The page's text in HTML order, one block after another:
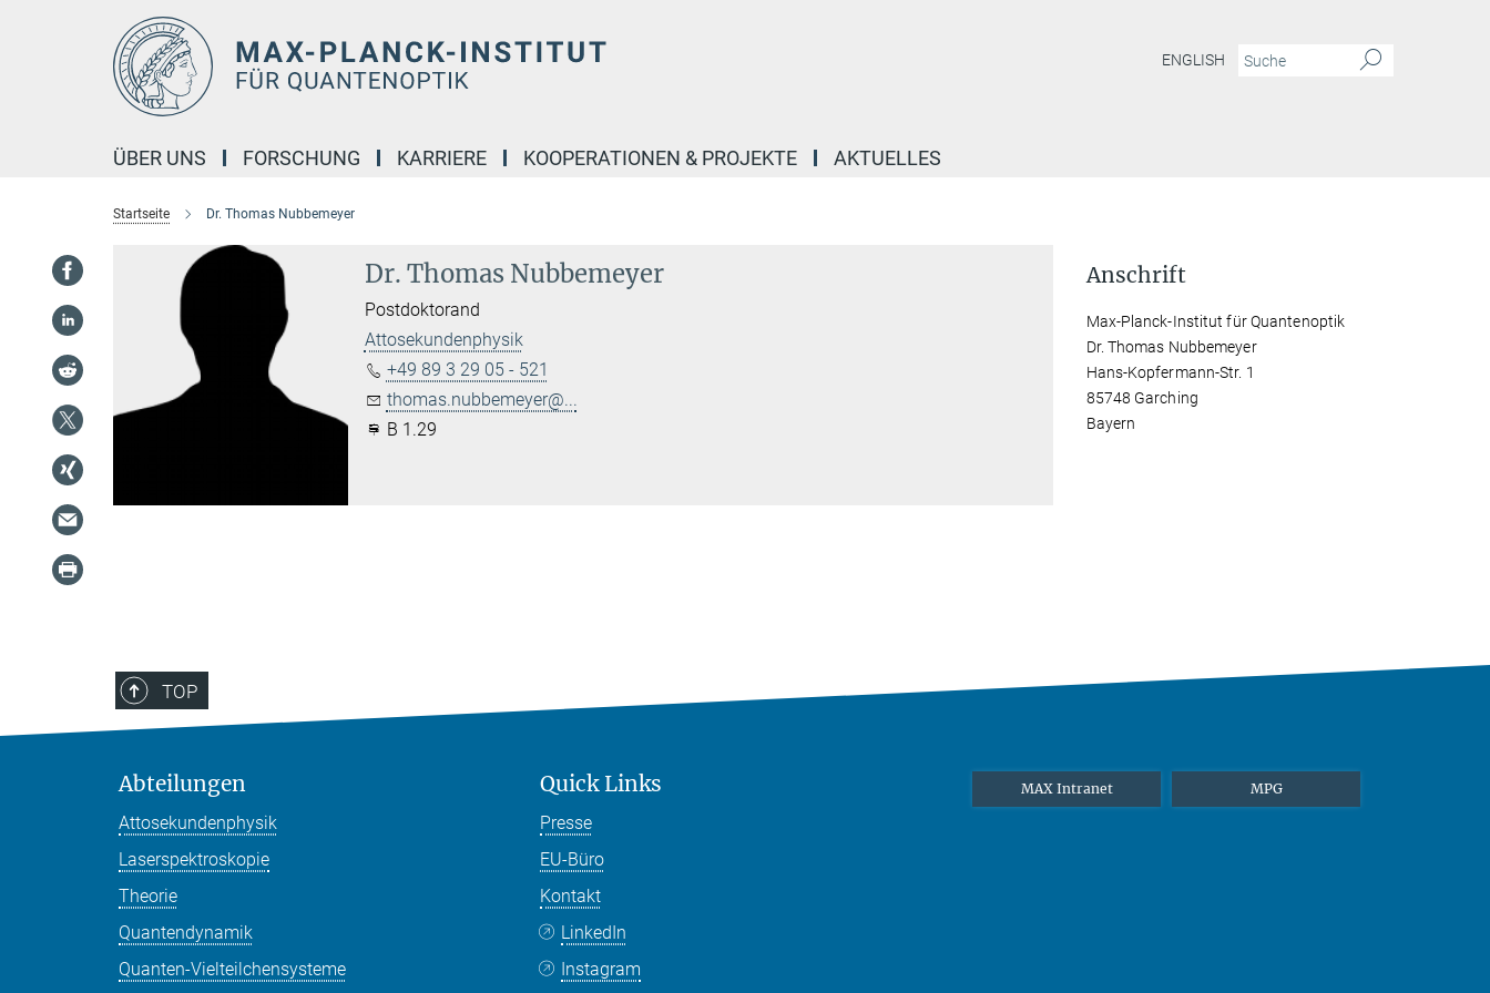
ENGLISH
ÜBER UNS FORSCHUNG KARRIERE KOOPERATIONEN & PROJEKTE AKTUELLES
Startseite Dr. Thomas Nubbemeyer
Dr. Thomas Nubbemeyer
Postdoktorand
Attosekundenphysik
+49 89 3 29 05 - 521
thomas.nubbemeyer@...
B 1.29
Anschrift
Max-Planck-Institut für Quantenoptik
Dr. Thomas Nubbemeyer
Hans-Kopfermann-Str. 1
85748 Garching
Bayern
TOP
Abteilungen
Attosekundenphysik
Laserspektroskopie
Theorie
Quantendynamik
Quanten-Vielteilchensysteme
Quick Links
Presse
EU-Büro
Kontakt
LinkedIn
Instagram
MAX Intranet MPG